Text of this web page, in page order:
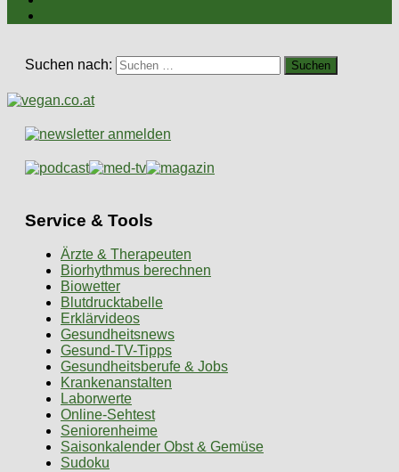
Suchen nach:
Service & Tools
Ärzte & Therapeuten
Biorhythmus berechnen
Biowetter
Blutdrucktabelle
Erklärvideos
Gesundheitsnews
Gesund-TV-Tipps
Gesundheitsberufe & Jobs
Krankenanstalten
Laborwerte
Online-Sehtest
Seniorenheime
Saisonkalender Obst & Gemüse
Sudoku